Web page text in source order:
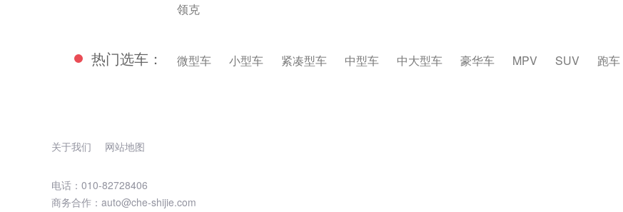
领克
热门选车： 微型车 小型车 紧凑型车 中型车 中大型车 豪华车 MPV SUV 跑车
关于我们 网站地图
电话：010-82728406
商务合作：auto@che-shijie.com